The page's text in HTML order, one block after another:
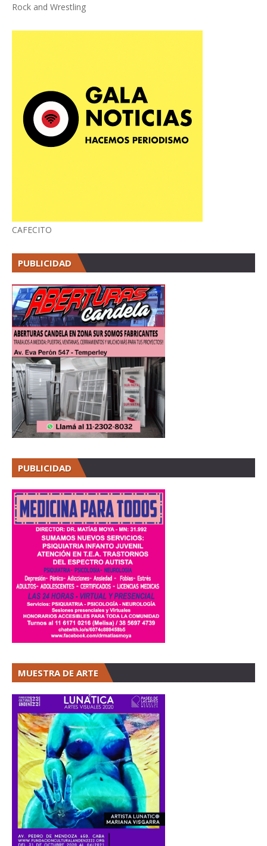
Rock and Wrestling
CAFECITO
PUBLICIDAD
PUBLICIDAD
MUESTRA DE ARTE